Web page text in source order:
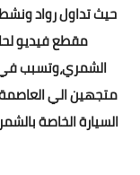
حيث تداول رواد
مقطع فيديو
الشمري،وتسبب
متجهين الي
السيارة الخاصة